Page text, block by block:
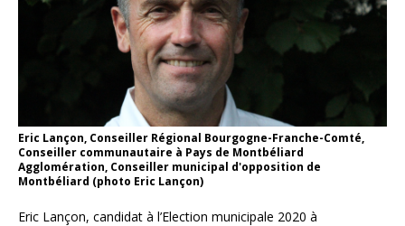
Eric Lançon, Conseiller Régional Bourgogne-Franche-Comté,
Conseiller communautaire à Pays de Montbéliard
Agglomération, Conseiller municipal d'opposition de
Montbéliard (photo Eric Lançon)
Eric Lançon, candidat à l’Election municipale 2020 à